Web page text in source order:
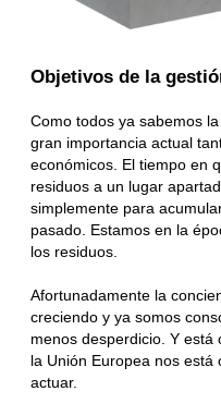
Objetivos de la
Como todos ya sabemos
gran importancia actual
económicos. El tiempo en
residuos a un lugar
simplemente para
pasado. Estamos en la
los residuos.
Afortunadamente la
creciendo y ya somos
menos desperdicio. Y está
la Unión Europea nos
actuar.